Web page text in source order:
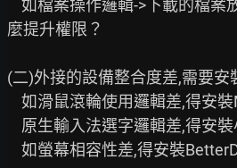
麼提升權限？
(二)外接的設備整合度差,需要安